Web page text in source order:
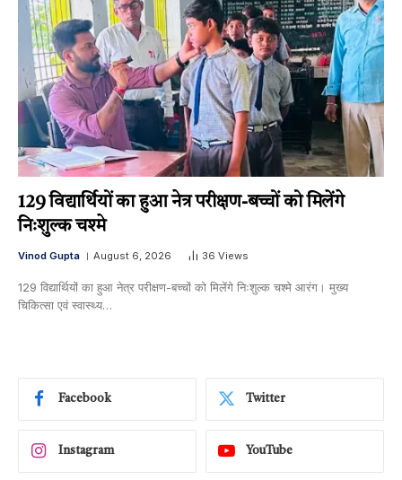
129 विद्यार्थियों का हुआ नेत्र परीक्षण-बच्चों को मिलेंगे
निःशुल्क चश्मे
Vinod Gupta August 6, 2026 36 Views
129 विद्यार्थियों का हुआ नेत्र परीक्षण-बच्चों को मिलेंगे निःशुल्क चश्मे आरंग। मुख्य
चिकित्सा एवं स्वास्थ्य…
Facebook Twitter
Instagram YouTube